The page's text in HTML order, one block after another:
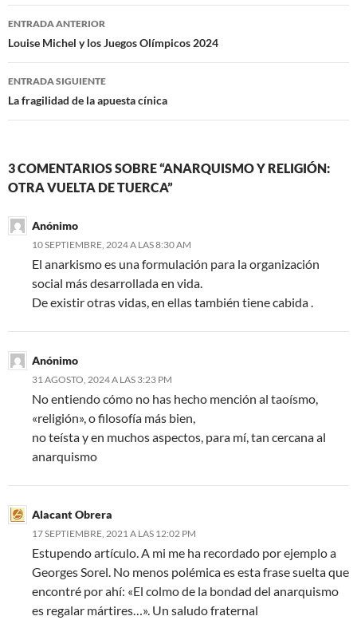
Navegación
de
entradas
ENTRADA ANTERIOR
Louise Michel y los Juegos Olímpicos 2024
ENTRADA SIGUIENTE
La fragilidad de la apuesta cínica
3 COMENTARIOS SOBRE “ANARQUISMO Y RELIGIÓN:
OTRA VUELTA DE TUERCA”
Anónimo
10 SEPTIEMBRE, 2024 A LAS 8:30 AM
El anarkismo es una formulación para la organización
social más desarrollada en vida.
De existir otras vidas, en ellas también tiene cabida .
Anónimo
31 AGOSTO, 2024 A LAS 3:23 PM
No entiendo cómo no has hecho mención al taoísmo,
«religión», o filosofía más bien,
no teísta y en muchos aspectos, para mí, tan cercana al
anarquismo
Alacant Obrera
17 SEPTIEMBRE, 2021 A LAS 12:02 PM
Estupendo artículo. A mi me ha recordado por ejemplo a
Georges Sorel. No menos polémica es esta frase suelta que
encontré por ahí: «El colmo de la bondad del anarquismo
es regalar mártires…». Un saludo fraternal